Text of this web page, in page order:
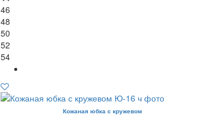
46
48
50
52
54
Кожаная юбка с кружевом